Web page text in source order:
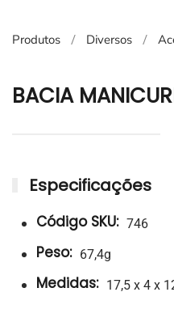
Produtos Diversos
BACIA
Especificações
Código SKU: 746
Peso: 67,4g
Medidas: 17,5 x 4 x